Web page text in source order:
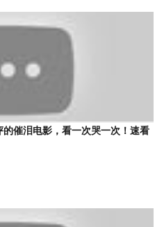
的催泪电影，看一次哭一次！速看